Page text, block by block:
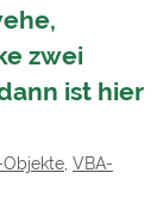
zwei
ist hier
Objekte, VBA-